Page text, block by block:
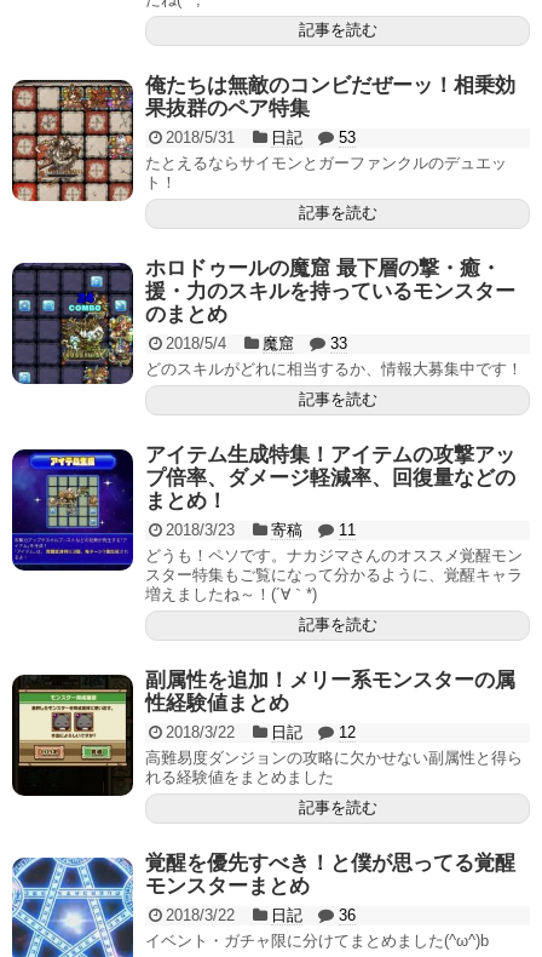
記事を読む
俺たちは無敵のコンビだぜーッ！相乗効
果抜群のペア特集
2018/5/31 日記
53
たとえるならサイモンとガーファンクルのデュエッ
ト！
記事を読む
ホロドゥールの魔窟 最下層の撃・癒・
援・力のスキルを持っているモンスター
のまとめ
2018/5/4 魔窟
33
どのスキルがどれに相当するか、情報大募集中です！
記事を読む
アイテム生成特集！アイテムの攻撃アッ
プ倍率、ダメージ軽減率、回復量などの
まとめ！
2018/3/23 寄稿
11
どうも！ペソです。ナカジマさんのオススメ覚醒モン
スター特集もご覧になって分かるように、覚醒キャラ
増えましたね～！(´∀｀*)
記事を読む
副属性を追加！メリー系モンスターの属
性経験値まとめ
2018/3/22 日記
12
高難易度ダンジョンの攻略に欠かせない副属性と得ら
れる経験値をまとめました
記事を読む
覚醒を優先すべき！と僕が思ってる覚醒
モンスターまとめ
2018/3/22 日記
36
イベント・ガチャ限に分けてまとめました(^ω^)b